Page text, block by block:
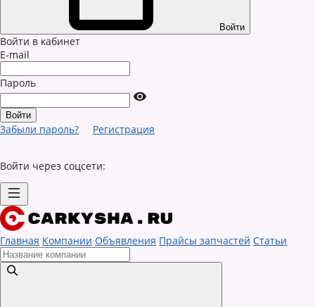
Войти
Войти в кабинет
E-mail
Пароль
Забыли пароль? Регистрация
Войти через соцсети:
Главная Компании Объявления Прайсы запчастей Статьи